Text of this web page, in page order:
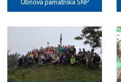
Obnova pamätníka SNP